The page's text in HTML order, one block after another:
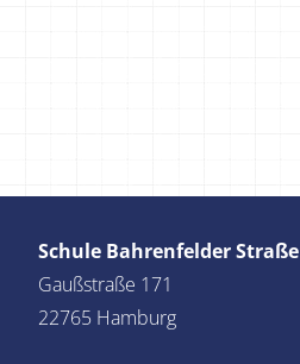
Schule Bahrenfelder Straße
Gaußstraße 171
22765 Hamburg